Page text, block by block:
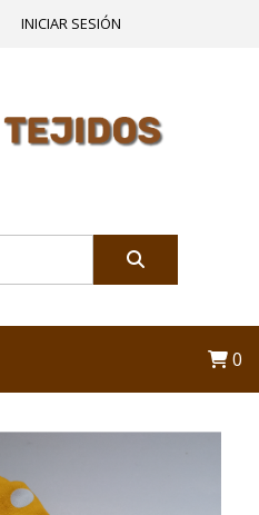
INICIAR SESIÓN
0